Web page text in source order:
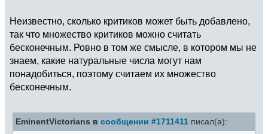
Неизвестно, сколько критиков может быть добавлено,
так что множество критиков можно считать
бесконечным. Ровно в том же смысле, в котором мы не
знаем, какие натуральные числа могут нам
понадобиться, поэтому считаем их множество
бесконечным.
EminentVictorians в сообщении #1711411 писал(а):